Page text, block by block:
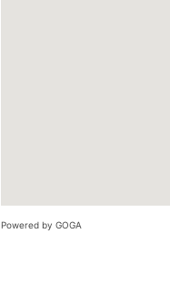
Powered by GOGA